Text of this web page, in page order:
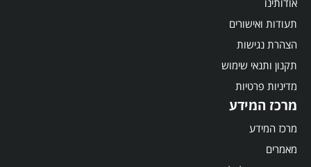
תעודות ואישורים
הצהרת נגישות
תקנון ותנאי שימוש
מדיניות פרטיות
מרכז המידע
מרכז המידע
מאמרים